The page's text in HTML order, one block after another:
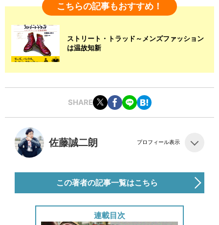
こちらの記事もおすすめ！
ストリート・トラッド～メンズファッション
は温故知新
SHARE
佐藤誠二朗 プロフィール表示
この著者の記事一覧はこちら
連載目次